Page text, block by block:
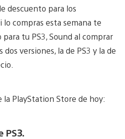
descuento para los
lo compras esta semana te
tu PS3, Sound al comprar
versiones, la de PS3 y la de
la PlayStation Store de hoy:
PS3.